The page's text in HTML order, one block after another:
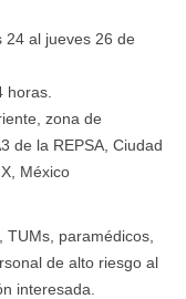
24 al jueves 26 de
horas.
zona de
de la REPSA, Ciudad
México
TUMs, paramédicos,
de alto riesgo al
interesada.